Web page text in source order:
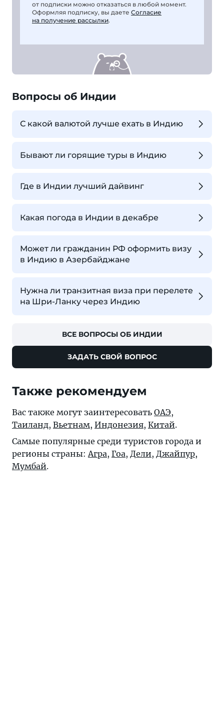
от подписки можно отказаться в любой момент.
Оформляя подписку, вы даете Согласие
на получение рассылки.
Вопросы об Индии
С какой валютой лучше ехать в Индию
Бывают ли горящие туры в Индию
Где в Индии лучший дайвинг
Какая погода в Индии в декабре
Может ли гражданин РФ оформить визу
в Индию в Азербайджане
Нужна ли транзитная виза при перелете
на Шри-Ланку через Индию
ВСЕ ВОПРОСЫ ОБ ИНДИИ
ЗАДАТЬ СВОЙ ВОПРОС
Также рекомендуем
Вас также могут заинтересовать ОАЭ,
Таиланд, Вьетнам, Индонезия, Китай.
Самые популярные среди туристов города и
регионы страны: Агра, Гоа, Дели, Джайпур,
Мумбай.